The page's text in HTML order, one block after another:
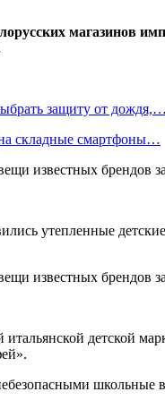
магазинов
защиту от дождя,…
на складные смартфоны…
утепленные
итальянской детской